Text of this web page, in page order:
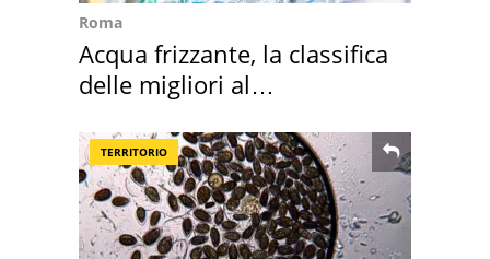
Roma
Acqua frizzante, la classifica
delle migliori al
TERRITORIO